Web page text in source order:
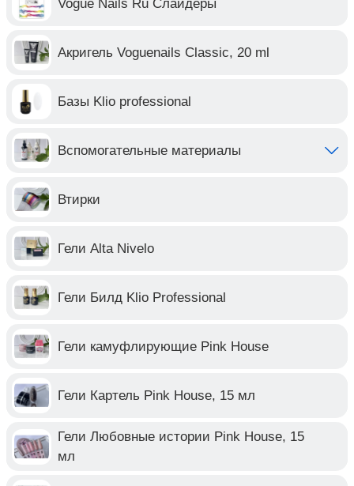
Vogue Nails Ru Слайдеры
Акригель Voguenails Classic, 20 ml
Базы Klio professional
Вспомогательные материалы
Втирки
Гели Alta Nivelo
Гели Билд Klio Professional
Гели камуфлирующие Pink House
Гели Картель Pink House, 15 мл
Гели Любовные истории Pink House, 15
мл